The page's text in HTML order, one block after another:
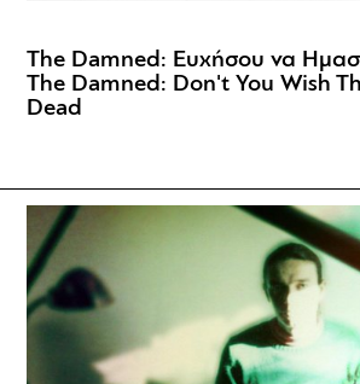
The Damned: Ευχήσου να
The Damned: Don't You Wish
Dead